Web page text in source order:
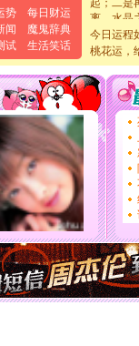
势
每日财运
闻
魔鬼辞典
试
生活笑话
离。水晶
[元旦]当
泣，这痛
卖了。水
[春节]风
颜！冬去
道一声
[春节]
传
片叶子
送你一
[圣诞节]
你太多
要平安
[圣诞节]
能正大
天都要快
[圣诞节]
如意,快
[元旦]看
今日运程
桃花运，